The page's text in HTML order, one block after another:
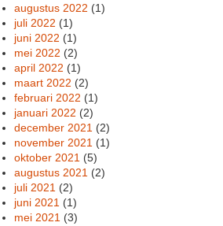
augustus 2022 (1)
juli 2022 (1)
juni 2022 (1)
mei 2022 (2)
april 2022 (1)
maart 2022 (2)
februari 2022 (1)
januari 2022 (2)
december 2021 (2)
november 2021 (1)
oktober 2021 (5)
augustus 2021 (2)
juli 2021 (2)
juni 2021 (1)
mei 2021 (3)